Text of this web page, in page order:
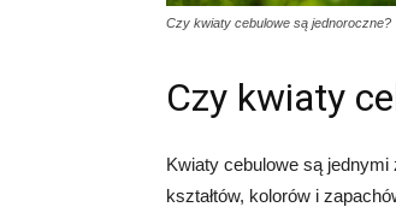
Czy kwiaty cebulowe są jednoroczne?
Czy kwiaty
Kwiaty cebulowe są
kształtów, kolorów i